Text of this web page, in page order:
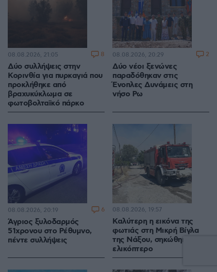
Δύο συλλήψεις στην
Κορινθία για πυρκαγιά που
προκλήθηκε από
βραχυκύκλωμα σε
φωτοβολταϊκό πάρκο
08.08.2026, 21:05 8
Δύο νέοι ξενώνες
παραδόθηκαν στις
Ένοπλες Δυνάμεις στη
νήσο Ρω
08.08.2026, 20:29 2
Άγριος ξυλοδαρμός
51χρονου στο Ρέθυμνο,
πέντε συλλήψεις
08.08.2026, 20:19 6
Καλύτερη η εικόνα της
φωτιάς στη Μικρή Βίγλα
της Νάξου, σηκώθηκε ένα
ελικόπτερο
08.08.2026, 19:57